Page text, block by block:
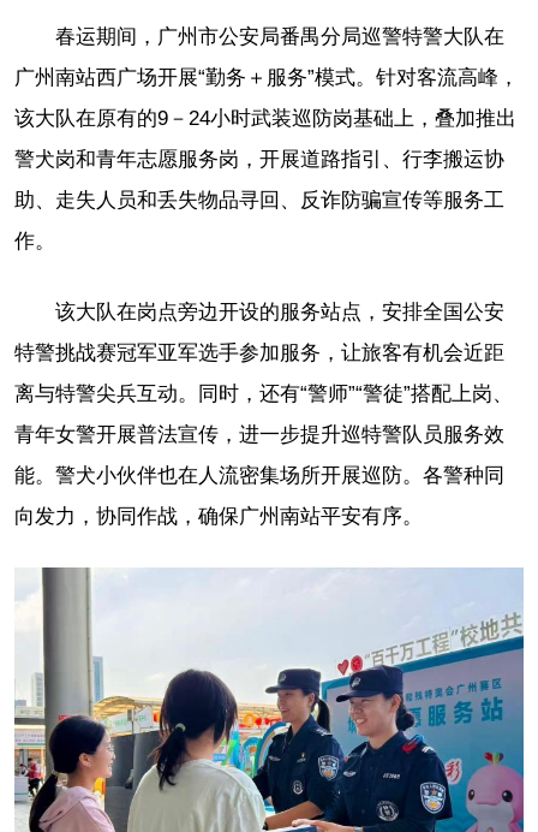
春运期间，广州市公安局番禺分局巡警特警大队在
广州南站西广场开展“勤务＋服务”模式。针对客流高峰，
该大队在原有的9－24小时武装巡防岗基础上，叠加推出
警犬岗和青年志愿服务岗，开展道路指引、行李搬运协
助、走失人员和丢失物品寻回、反诈防骗宣传等服务工
作。
该大队在岗点旁边开设的服务站点，安排全国公安
特警挑战赛冠军亚军选手参加服务，让旅客有机会近距
离与特警尖兵互动。同时，还有“警师”“警徒”搭配上岗、
青年女警开展普法宣传，进一步提升巡特警队员服务效
能。警犬小伙伴也在人流密集场所开展巡防。各警种同
向发力，协同作战，确保广州南站平安有序。